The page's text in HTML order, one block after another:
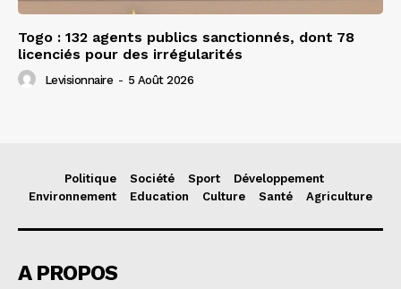
Togo : 132 agents publics sanctionnés, dont 78
licenciés pour des irrégularités
Levisionnaire - 5 Août 2026
Politique Société Sport
Développement
Environnement
Education Culture Santé Agriculture
A PROPOS